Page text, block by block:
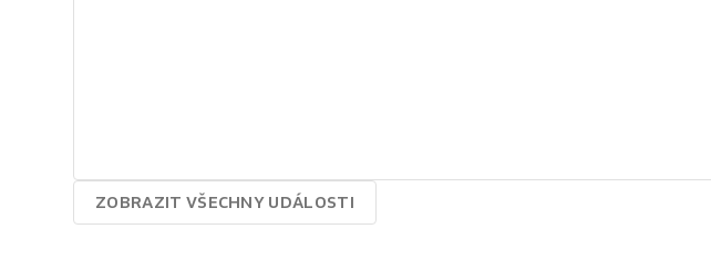
ZOBRAZIT VŠECHNY UDÁLOSTI